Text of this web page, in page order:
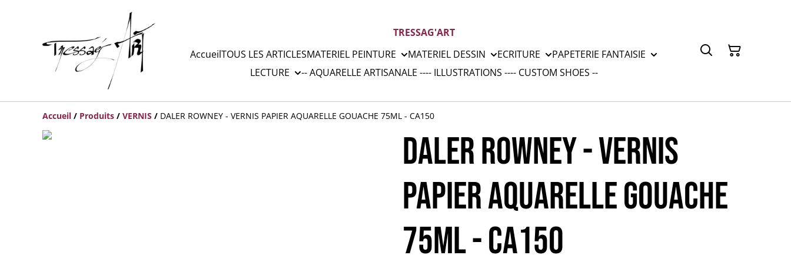
TRESSAG'ART
AccueilTOUS LES ARTICLESMATERIEL PEINTURE MATERIEL DESSIN ECRITURE
PAPETERIE FANTAISIE
LECTURE
-- AQUARELLE ARTISANALE ---- ILLUSTRATIONS ---- CUSTOM SHOES --
Accueil / Produits / VERNIS / DALER ROWNEY - VERNIS PAPIER AQUARELLE GOUACHE 75ML - CA150
DALER ROWNEY - VERNIS
PAPIER AQUARELLE GOUACHE
75ML - CA150